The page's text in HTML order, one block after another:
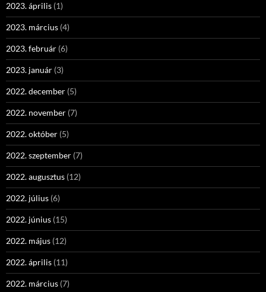
2023. április (1)
2023. március (4)
2023. február (6)
2023. január (3)
2022. december (5)
2022. november (7)
2022. október (5)
2022. szeptember (7)
2022. augusztus (12)
2022. július (6)
2022. június (15)
2022. május (12)
2022. április (11)
2022. március (7)